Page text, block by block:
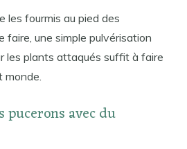
les fourmis au pied des
faire, une simple pulvérisation
les plants attaqués suffit à faire
monde.
pucerons avec du